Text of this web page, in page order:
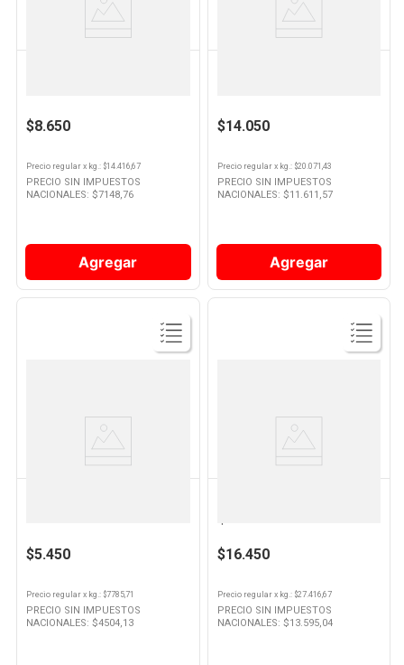
$8.650
Precio regular x kg.: $14.416,67
PRECIO SIN IMPUESTOS
NACIONALES: $7148,76
Agregar
$14.050
Precio regularx kg.: $20.071,43
PRECIO SIN IMPUESTOS
NACIONALES: $11.611,57
Agregar
Ver
Producto
$5.450
Precio regular x kg. : $7785,71
PRECIO SIN IMPUESTOS
NACIONALES: $4504,13
Ver
Producto
$16.450
Precio regularx kg. : $27.416,67
PRECIO SIN IMPUESTOS
NACIONALES: $13.595,04